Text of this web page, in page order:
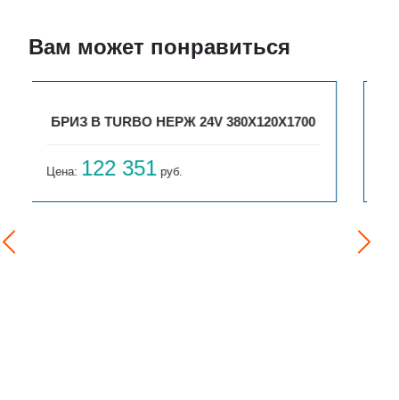
Вам может понравиться
ГАРМОНИЯ 1-750-25
Цена:103 547руб.